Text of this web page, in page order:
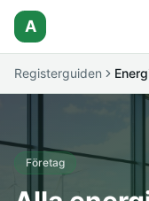
A
Registerguiden
Företag